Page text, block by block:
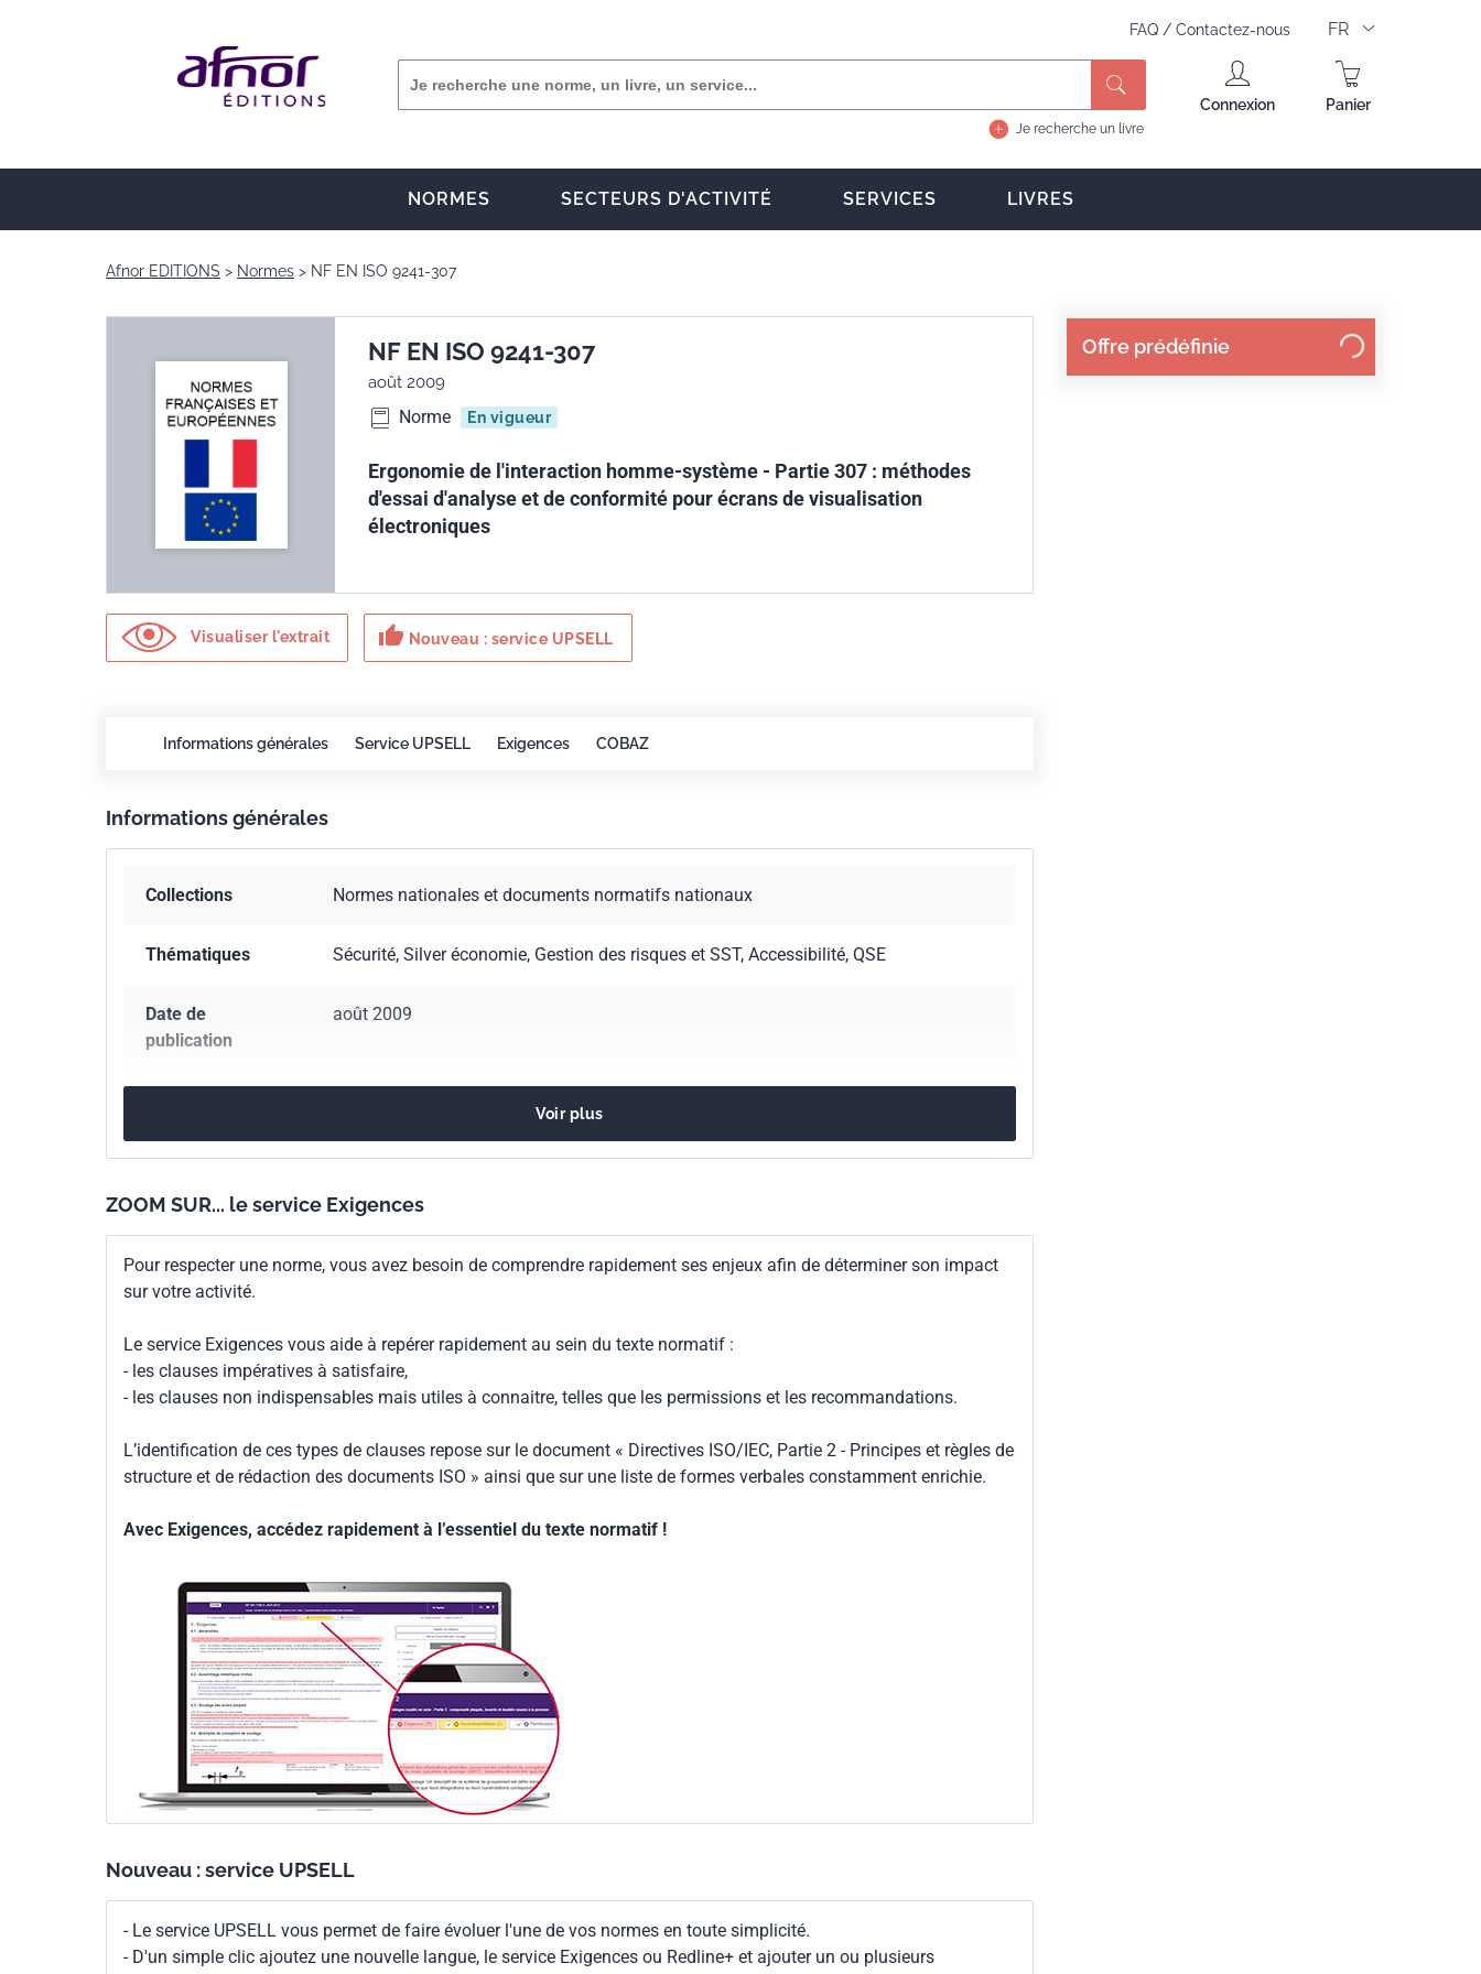
FAQ / Contactez-nous FR
Je recherche un livre
Connexion Panier
NORMES SECTEURS D'ACTIVITÉ SERVICES LIVRES
Afnor EDITIONS Normes NF EN ISO 9241-307
Offre prédéfinie
NF EN ISO 9241-307
août 2009
Norme En vigueur
Ergonomie de l'interaction homme-système - Partie 307 : méthodes
d'essai d'analyse et de conformité pour écrans de visualisation
électroniques
Visualiser l'extrait thumb_up Nouveau : service UPSELL
Informations générales Service UPSELL Exigences COBAZ
Informations générales
Collections Normes nationales et documents normatifs nationaux
Thématiques Sécurité, Silver économie, Gestion des risques et SST, Accessibilité, QSE
Date de
publication
août 2009
Référence NF EN ISO 9241-307
13.180
Numéro de tirage 1 - août 2009
internationale
européenne
Voir plus
ZOOM SUR... le service Exigences
Pour respecter une norme, vous avez besoin de comprendre rapidement ses enjeux afin de déterminer son impact
sur votre activité.
Le service Exigences vous aide à repérer rapidement au sein du texte normatif :
- les clauses impératives à satisfaire,
- les clauses non indispensables mais utiles à connaitre, telles que les permissions et les recommandations.
L’identification de ces types de clauses repose sur le document « Directives ISO/IEC, Partie 2 - Principes et règles de
structure et de rédaction des documents ISO » ainsi que sur une liste de formes verbales constamment enrichie.
Avec Exigences, accédez rapidement à l’essentiel du texte normatif !
Nouveau : service UPSELL
- Le service UPSELL vous permet de faire évoluer l'une de vos normes en toute simplicité.
- D'un simple clic ajoutez une nouvelle langue, le service Exigences ou Redline+ et ajouter un ou plusieurs